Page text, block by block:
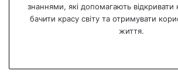
знаннями, які допомагають відкривати
бачити красу світу та отримувати
життя.